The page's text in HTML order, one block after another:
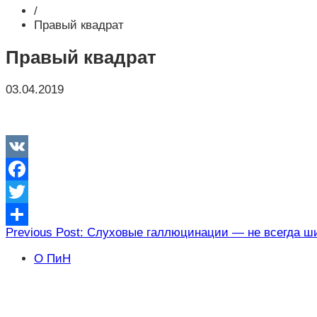
/
Правый квадрат
Правый квадрат
03.04.2019
VK
Facebook
Twitter
Отправить
Навигация
по
Previous Post: Слуховые галлюцинации — не всегда
О ПиН